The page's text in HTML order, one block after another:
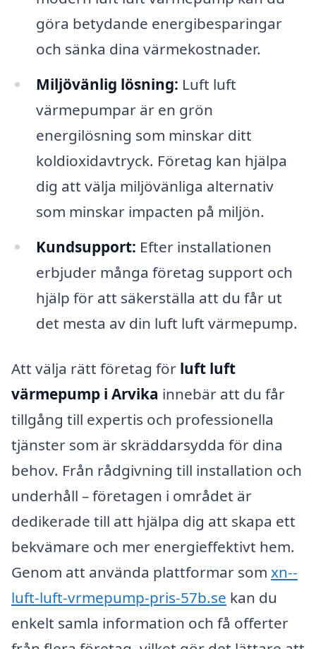
göra betydande energibesparingar
och sänka dina värmekostnader.
Miljövänlig lösning: Luft luft
värmepumpar är en grön
energilösning som minskar ditt
koldioxidavtryck. Företag kan hjälpa
dig att välja miljövänliga alternativ
som minskar impacten på miljön.
Kundsupport: Efter installationen
erbjuder många företag support och
hjälp för att säkerställa att du får ut
det mesta av din luft luft värmepump.
Att välja rätt företag för luft luft
värmepump i Arvika innebär att du får
tillgång till expertis och professionella
tjänster som är skräddarsydda för dina
behov. Från rådgivning till installation och
underhåll – företagen i området är
dedikerade till att hjälpa dig att skapa ett
bekvämare och mer energieffektivt hem.
Genom att använda plattformar som xn--
luft-luft-vrmepump-pris-57b.se kan du
enkelt samla information och få offerter